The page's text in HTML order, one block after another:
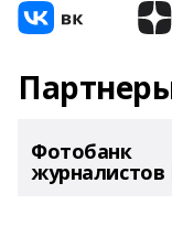
Фотобанк
журналистов